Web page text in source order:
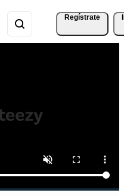
Regístrate